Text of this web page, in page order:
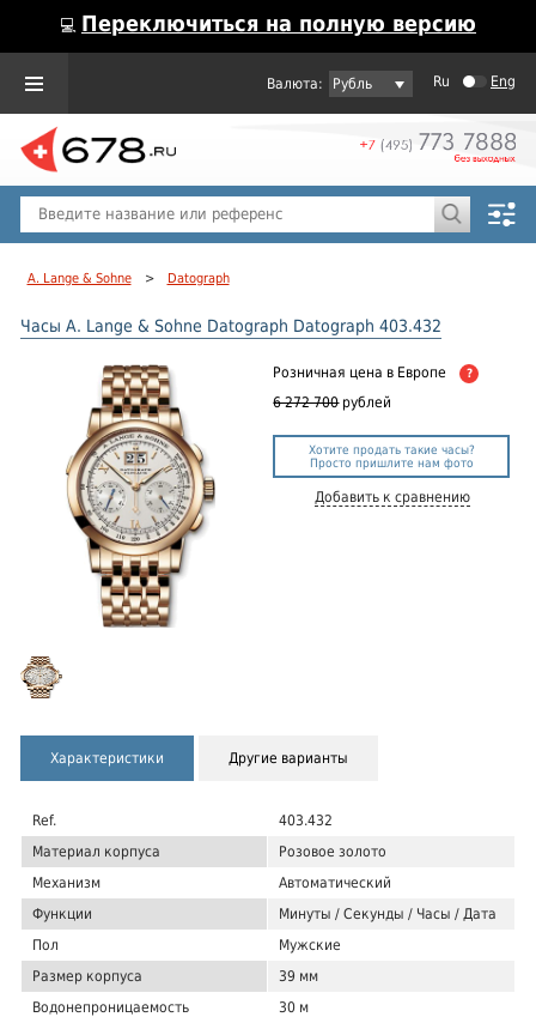
💻 Переключиться на полную версию
Рубль Ru Eng
A. Lange & Sohne > Datograph
Часы A. Lange & Sohne Datograph Datograph 403.432
Розничная цена в Европе ?
6 272 700 рублей
Хотите продать такие часы?
Просто пришлите нам фото
Добавить к сравнению
Характеристики Другие варианты
Ref.
403.432
Материал корпуса
Розовое золото
Механизм
Автоматический
Функции
Минуты / Секунды / Часы / Дата
Пол
Мужские
Размер корпуса
39 мм
Водонепроницаемость
30 м